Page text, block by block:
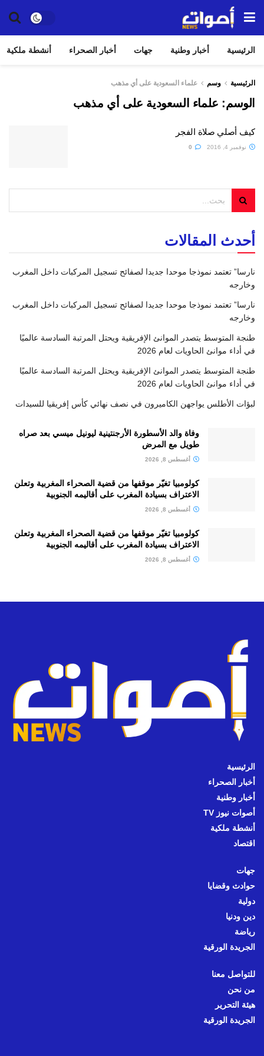
الرئيسية أخبار وطنية جهات أخبار الصحراء أنشطة ملكية
الرئيسية وسم علماء السعودية على أي مذهب
الوسم: علماء السعودية على أي مذهب
كيف أصلي صلاة الفجر
نوفمبر 4, 2016
أحدث المقالات
نارسا” تعتمد نموذجا موحدا جديدا لصفائح تسجيل المركبات داخل المغرب
وخارجه
نارسا” تعتمد نموذجا موحدا جديدا لصفائح تسجيل المركبات داخل المغرب
وخارجه
طنجة المتوسط يتصدر الموانئ الإفريقية ويحتل المرتبة السادسة عالميًا
في أداء موانئ الحاويات لعام 2026
طنجة المتوسط يتصدر الموانئ الإفريقية ويحتل المرتبة السادسة عالميًا
في أداء موانئ الحاويات لعام 2026
لبؤات الأطلس يواجهن الكاميرون في نصف نهائي كأس إفريقيا للسيدات
وفاة والد الأسطورة الأرجنتينية ليونيل ميسي بعد صراه
طويل مع المرض
أغسطس 8, 2026
كولومبيا تغيّر موقفها من قضية الصحراء المغربية وتعلن
الاعتراف بسيادة المغرب على أقاليمه الجنوبية
أغسطس 8, 2026
كولومبيا تغيّر موقفها من قضية الصحراء المغربية وتعلن
الاعتراف بسيادة المغرب على أقاليمه الجنوبية
أغسطس 8, 2026
الرئيسية
أخبار الصحراء
أخبار وطنية
أصوات نيوز TV
أنشطة ملكية
اقتصاد
جهات
حوادث وقضايا
دولية
دين ودنيا
رياضة
الجريدة الورقية
للتواصل معنا
من نحن
هيئة التحرير
الجريدة الورقية